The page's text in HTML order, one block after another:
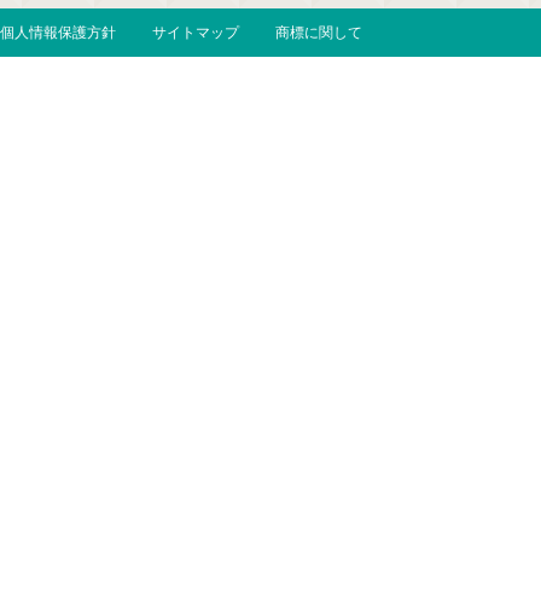
個人情報保護方針 サイトマップ 商標に関して